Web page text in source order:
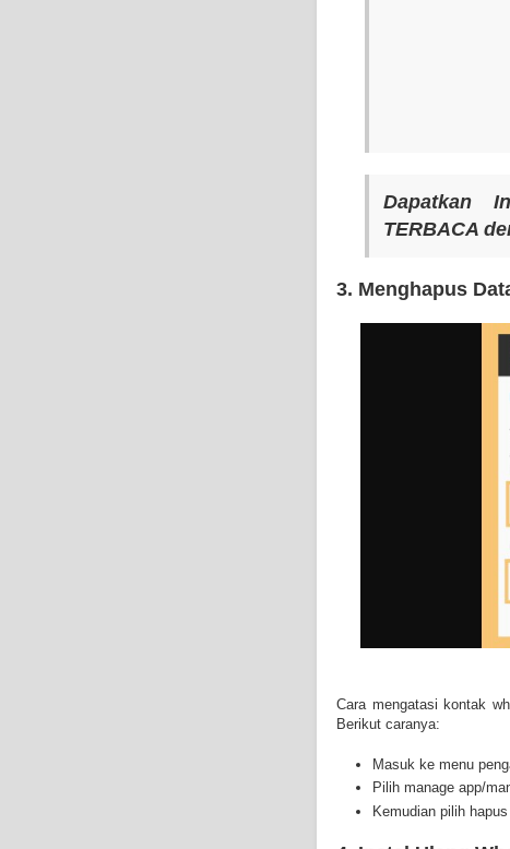
Dapatkan
TERBACA
3. Menghapus
Cara mengatasi kontak
Berikut caranya:
Masuk ke menu
Pilih manage app/
Kemudian pilih